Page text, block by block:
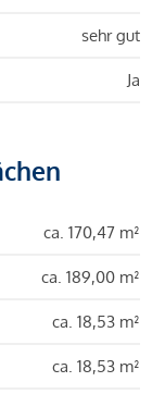
sehr gut
Ja
ca. 170,47 m²
ca. 189,00 m²
ca. 18,53 m²
ca. 18,53 m²